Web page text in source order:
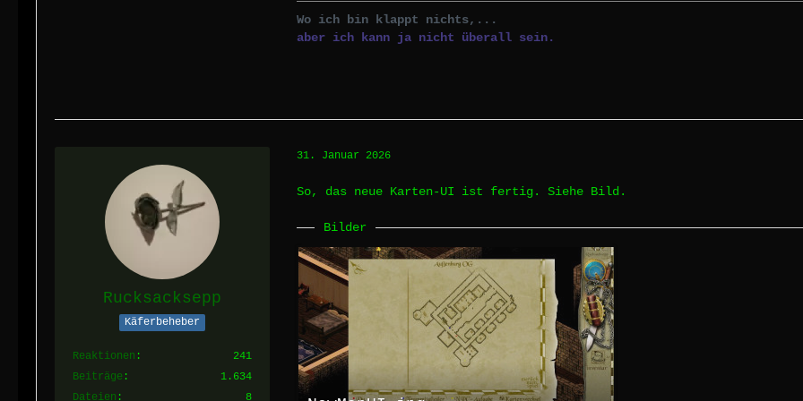
Wo ich bin klappt nichts,...
aber ich kann ja nicht überall sein.
Rucksacksepp
Käferbeheber
Reaktionen
241
Beiträge
1.634
Dateien
8
31. Januar 2026
So, das neue Karten-UI ist fertig. Siehe Bild.
Bilder